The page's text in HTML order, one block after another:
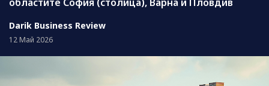
Darik Business Review
12 Май 2026